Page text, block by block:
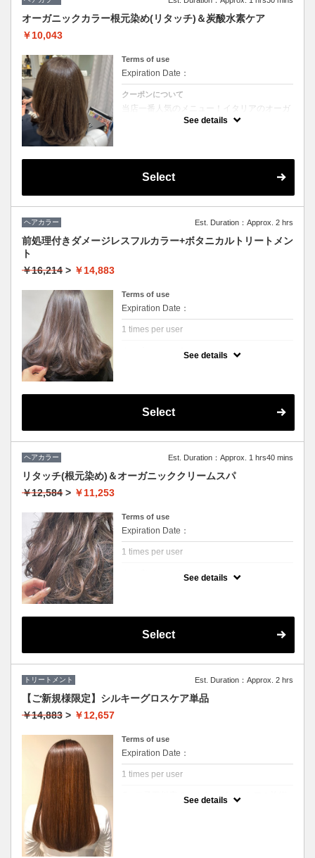
オーガニックカラー根元染め(リタッチ)＆炭酸水素ケア
￥10,043
Terms of use
Expiration Date：
クーポンについて
当店一番人気のメニュー！イタリアのオーガ
ニックケアブランド【ヴィラロドラ】を使用
して敏感な頭皮をいたわりながら染めていき
でデトックス＆ケアしていく特別メニューが
セットになっています！
See details
Select
ヘアカラー Est. Duration：Approx. 2 hrs
前処理付きダメージレスフルカラー+ボタニカルトリートメン
ト
￥16,214 > ￥14,883
Terms of use
Expiration Date：
1 times per user
See details
Select
ヘアカラー Est. Duration：Approx. 1 hrs40 mins
リタッチ(根元染め)＆オーガニッククリームスパ
￥12,584 > ￥11,253
Terms of use
Expiration Date：
1 times per user
状態に近づけマッサージしていきます。
眼精疲労解消のツボもほぐしていくのでスッ
See details
Select
トリートメント Est. Duration：Approx. 2 hrs
【ご新規様限定】シルキーグロスケア単品
￥14,883 > ￥12,657
Terms of use
Expiration Date：
1 times per user
Cu 二子玉川店でシルキーグロスケアの施術
が初めてのお客様See details